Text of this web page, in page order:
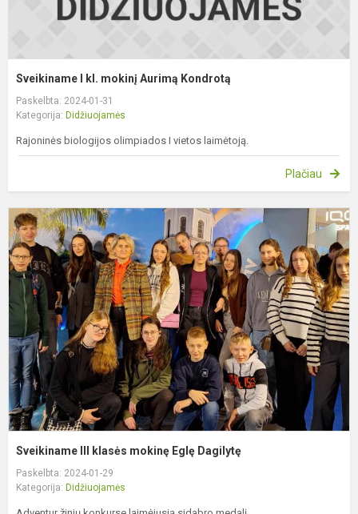
Sveikiname I kl. mokinį Aurimą Kondrotą
Paskelbta: 2024-01-31
Kategorija: Didžiuojamės
Rajoninės biologijos olimpiados I vietos laimėtoją.
Plačiau
Sveikiname III klasės mokinę Eglę Dagilytę
Paskelbta: 2024-01-29
Kategorija: Didžiuojamės